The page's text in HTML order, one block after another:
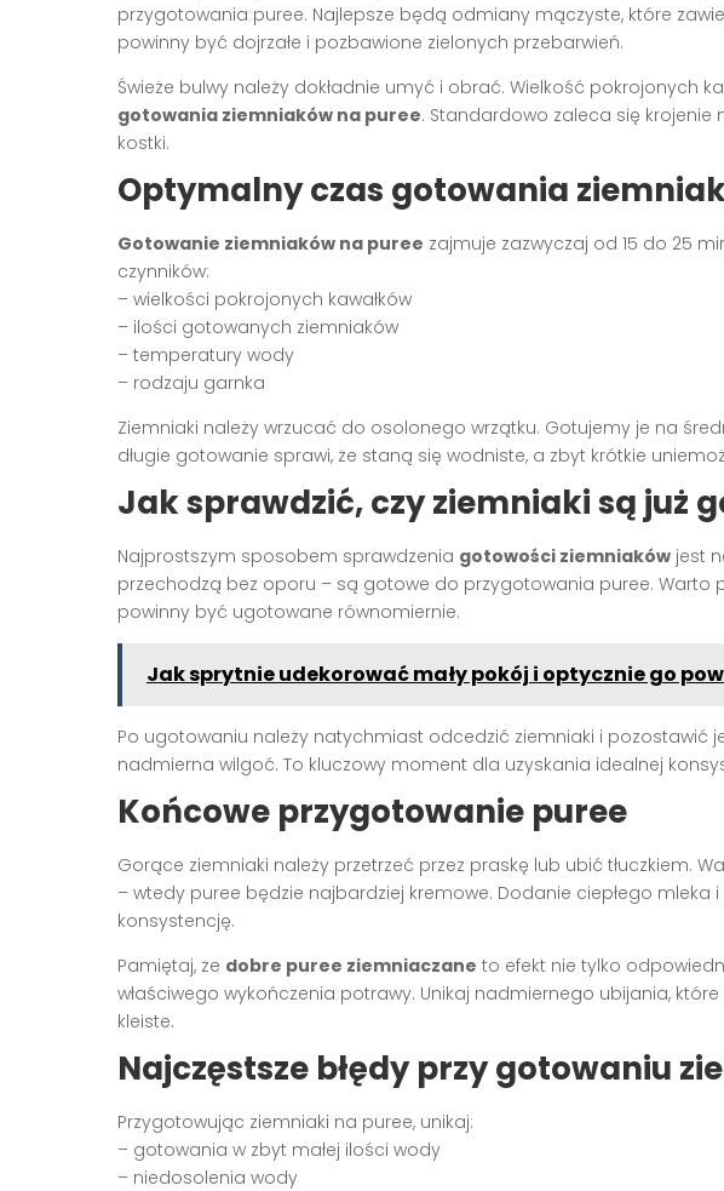
przygotowania puree. Najlepsze będą odmiany mączyste, które
powinny być dojrzałe i pozbawione zielonych przebarwień.
Świeże bulwy należy dokładnie umyć i obrać. Wielkość pokrojonych
gotowania ziemniaków na puree. Standardowo zaleca się krojenie
kostki.
Optymalny czas gotowania
Gotowanie ziemniaków na puree zajmuje zazwyczaj od 15 do 25
czynników:
– wielkości pokrojonych kawałków
– ilości gotowanych ziemniaków
– temperatury wody
– rodzaju garnka
Ziemniaki należy wrzucać do osolonego wrzątku. Gotujemy je na
długie gotowanie sprawi, że staną się wodniste, a zbyt krótkie
Jak sprawdzić, czy ziemniaki są już
Najprostszym sposobem sprawdzenia gotowości ziemniaków jest
przechodzą bez oporu – są gotowe do przygotowania puree. Warto
powinny być ugotowane równomiernie.
Jak sprytnie udekorować mały pokój i optycznie go
Po ugotowaniu należy natychmiast odcedzić ziemniaki i pozostawić
nadmierna wilgoć. To kluczowy moment dla uzyskania idealnej
Końcowe przygotowanie puree
Gorące ziemniaki należy przetrzeć przez praskę lub ubić tłuczkiem.
– wtedy puree będzie najbardziej kremowe. Dodanie ciepłego mleka
konsystencję.
Pamiętaj, że dobre puree ziemniaczane to efekt nie tylko
właściwego wykończenia potrawy. Unikaj nadmiernego ubijania,
kleiste.
Najczęstsze błędy przy gotowaniu
Przygotowując ziemniaki na puree, unikaj:
– gotowania w zbyt małej ilości wody
– niedosolenia wody